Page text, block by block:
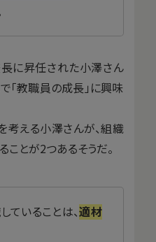
に昇任された小澤さん
「教職員の成長」に興味
える小澤さんが、組織
ことが2つあるそうだ。
ていることは、適材